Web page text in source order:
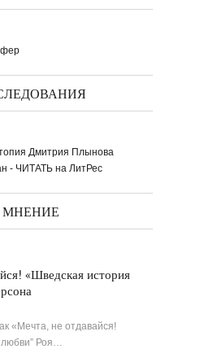
Дмитрия Плынова
- ЧИТАТЬ на ЛитРес
МНЕНИЕ
«Шведская история
«Мечта, не отдавайся!
любви” Роя…